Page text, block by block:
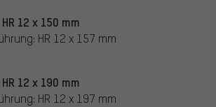
HR 12 x 150 mm
HR 12 x 157 mm
HR 12 x 190 mm
HR 12 x 197 mm